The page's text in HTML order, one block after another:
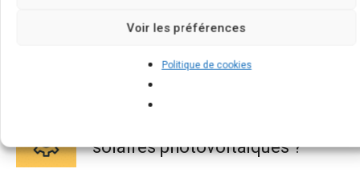
Voir les préférences
Politique de cookies
Quelques infos sur nos centrales
solaires : questions et réponses
solaires photovoltaïques ?